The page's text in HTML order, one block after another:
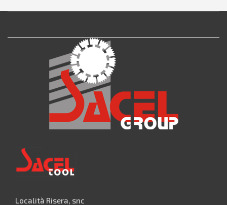
Località Risera, snc